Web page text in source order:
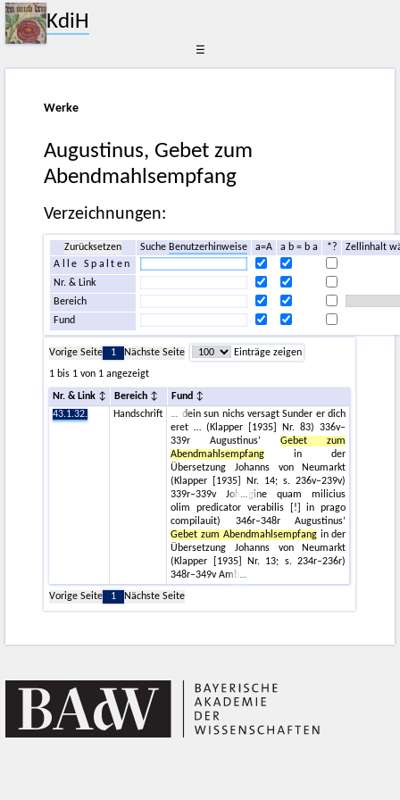
KdiH
☰
Werke
Augustinus, Gebet zum
Abendmahlsempfang
Verzeichnungen:
Zurücksetzen SucheBenutzerhinweise a=A a b = b a *?
Zellinhalt
Alle Spalten
Nr. & Link
Bereich
Fund
Vorige Seite 1 Nächste Seite
Einträge zeigen
1 bis 1 von 1 angezeigt
Nr. & Link Bereich
Fund
43.1.32.
Handschrift
dein sun nichs versagt Sunder er dich
eret … (Klapper [1935] Nr. 83) 336v–
339r Augustinus’Gebet zum
Abendmahlsempfang in der
Übersetzung Johanns von Neumarkt
(Klapper [1935] Nr. 14; s. 236v–239v)
339r–339v Joh
gine quam milicius
olim predicator verabilis [!] in prago
compilauit) 346r–348r Augustinus’
Gebet zum Abendmahlsempfangin der
Übersetzung Johanns von Neumarkt
(Klapper [1935] Nr. 13; s. 234r–236r)
348r–349v Amb
Vorige Seite
1 Nächste Seite